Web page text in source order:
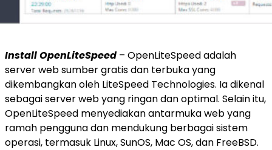
Install OpenLiteSpeed– OpenLiteSpeed​​adalah
server web sumber gratis dan terbuka yang
dikembangkan oleh LiteSpeed ​​Technologies. Ia dikenal
sebagai server web yang ringan dan optimal. Selain itu,
OpenLiteSpeed ​​menyediakan antarmuka web yang
ramah pengguna dan mendukung berbagai sistem
operasi, termasuk Linux, SunOS, Mac OS, dan FreeBSD.